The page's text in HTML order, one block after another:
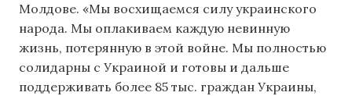
Молдове. «Мы восхищаемся силу украинского
народа. Мы оплакиваем каждую невинную
жизнь, потерянную в этой войне. Мы полностью
солидарны с Украиной и готовы и дальше
поддерживать более 85 тыс. граждан Украины,